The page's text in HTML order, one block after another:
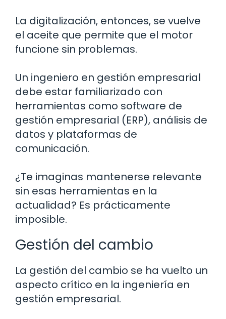
La digitalización, entonces, se vuelve
el aceite que permite que el motor
funcione sin problemas.
Un ingeniero en gestión empresarial
debe estar familiarizado con
herramientas como software de
gestión empresarial (ERP), análisis de
datos y plataformas de
comunicación.
¿Te imaginas mantenerse relevante
sin esas herramientas en la
actualidad? Es prácticamente
imposible.
Gestión del cambio
La gestión del cambio se ha vuelto un
aspecto crítico en la ingeniería en
gestión empresarial.